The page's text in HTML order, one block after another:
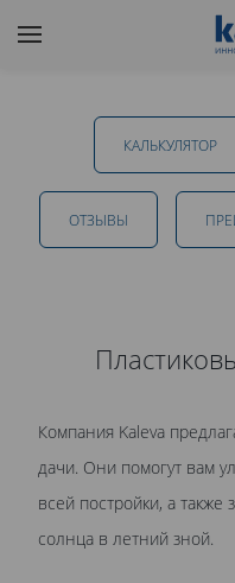
Пластиковые
от
политикой обработки
КАЛЬКУЛЯТОР
ОТЗЫВЫ
Компания Kaleva
дачи. Они помогут вам
всей постройки, а также
солнца в летний зной.